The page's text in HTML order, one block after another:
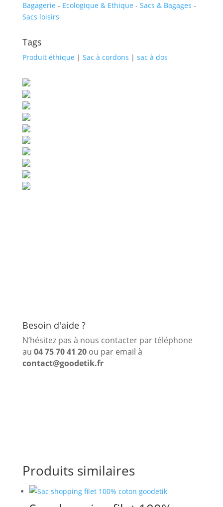
Bagagerie - Ecologique & Ethique - Sacs & Bagages -
Sacs loisirs
Tags
Produit éthique | Sac à cordons | sac à dos
Besoin d'aide ?
N’hésitez pas à nous contacter par téléphone
au 04 75 70 41 20 ou par email à
contact@goodetik.fr
Produits similaires